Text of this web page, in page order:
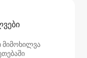
მიმოხილვა